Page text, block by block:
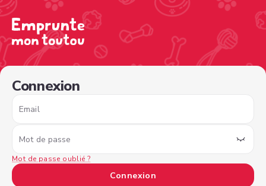
Connexion
Email
Mot de passe
Mot de passe oublié ?
Connexion
/sign-in?nextPage=%2Fview-profile%2Fe781ccd1-42ba-